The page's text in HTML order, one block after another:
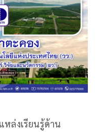
หล่งเรียนรู้ด้าน